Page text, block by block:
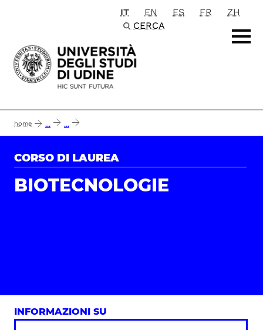
Passa al contenuto principale
IT EN ES FR
ZH
CERCA
home ... ...
CORSO DI LAUREA
BIOTECNOLOGIE
INFORMAZIONI SU